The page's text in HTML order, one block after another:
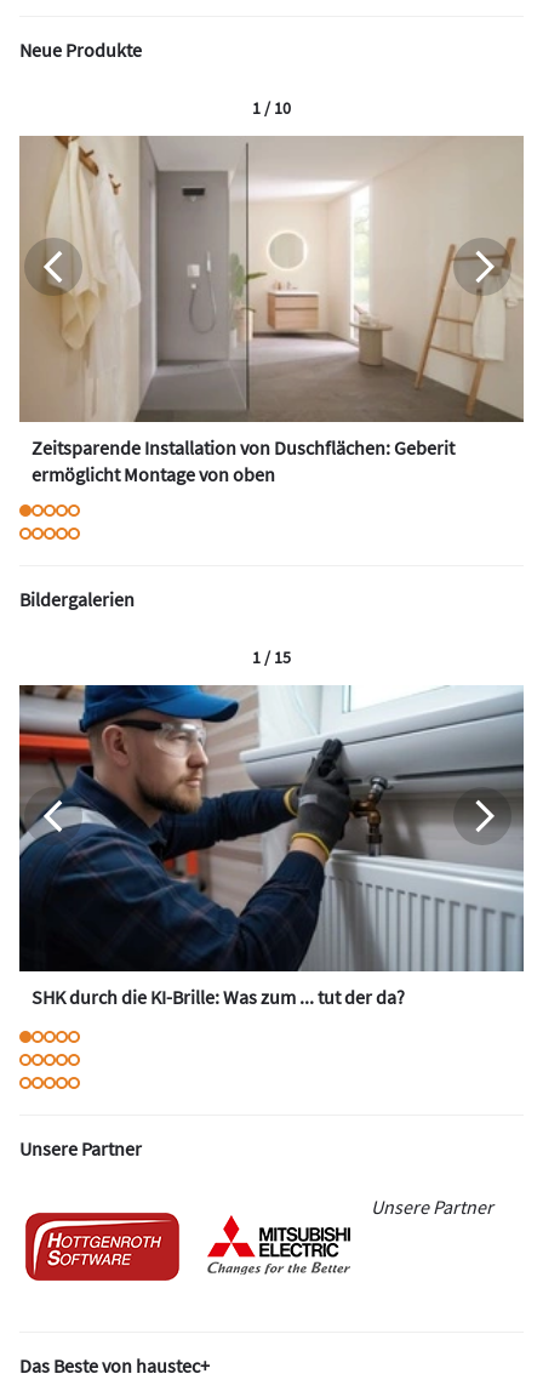
Neue Produkte
Zeitsparende Installation von Duschflächen: Geberit
ermöglicht Montage von oben
1 / 10
Bildergalerien
SHK durch die KI-Brille: Was zum ... tut der da?
1 / 15
Unsere Partner
Unsere Partner
Das Beste von haustec+